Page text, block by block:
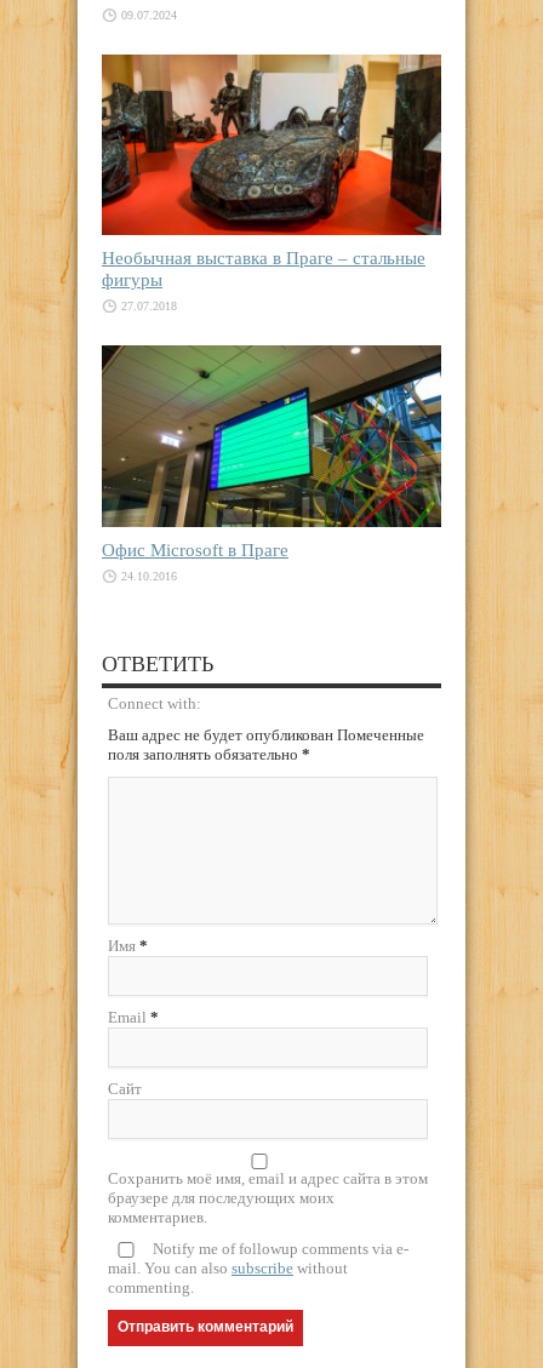
09.07.2024
Необычная выставка в Праге – стальные
фигуры
27.07.2018
Офис Microsoft в Праге
24.10.2016
ОТВЕТИТЬ
Connect with:
Ваш адрес не будет опубликован Помеченные
поля заполнять обязательно *
Имя *
Email *
Сайт
Сохранить моё имя, email и адрес сайта в этом
браузере для последующих моих
комментариев.
Notify me of followup comments via e-
mail. You can also subscribe without
commenting.